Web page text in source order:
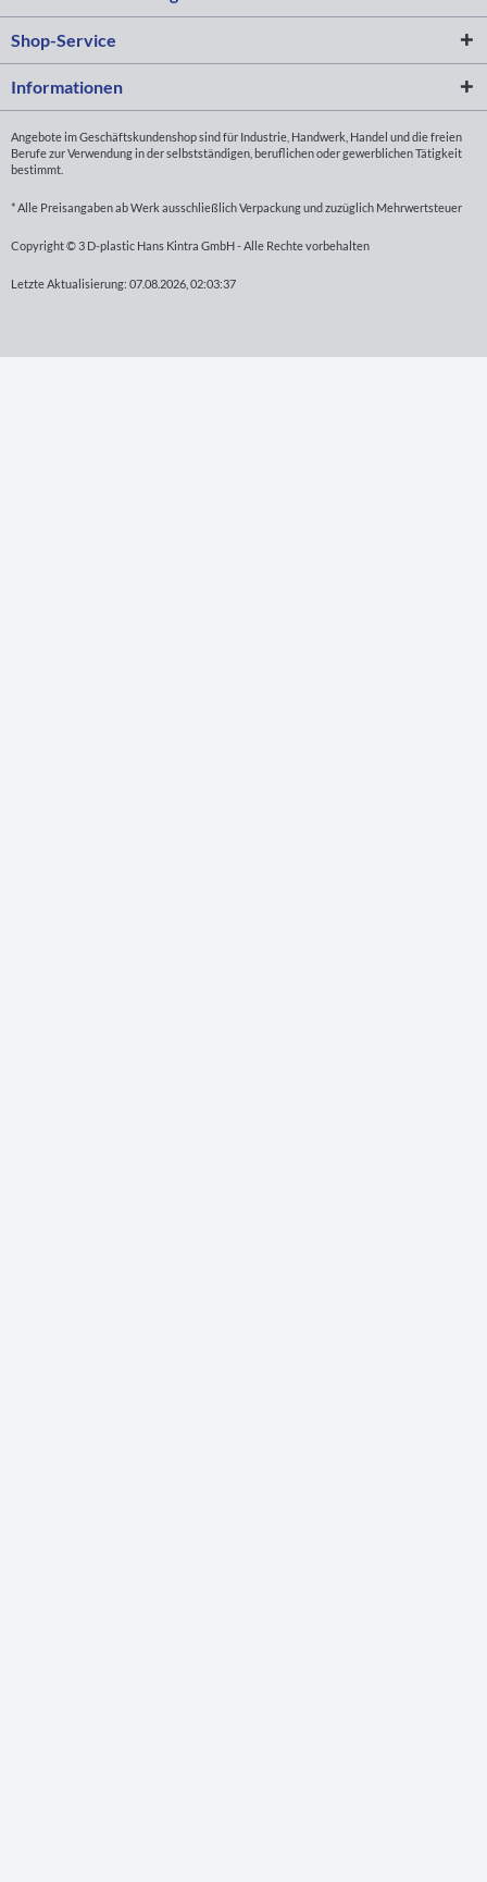
Shop-Service
Informationen
Angebote im Geschäftskundenshop sind für Industrie, Handwerk, Handel und die freien
Berufe zur Verwendung in der selbstständigen, beruflichen oder gewerblichen Tätigkeit
bestimmt.
* Alle Preisangaben ab Werk ausschließlich Verpackung und zuzüglich Mehrwertsteuer
Copyright © 3 D-plastic Hans Kintra GmbH - Alle Rechte vorbehalten
Letzte Aktualisierung: 07.08.2026, 02:03:37